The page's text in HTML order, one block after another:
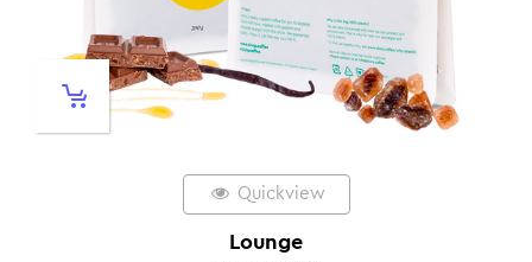
Quickview
Lounge